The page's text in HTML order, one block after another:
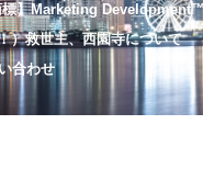
標】Marketing
）救世主、西園寺について
合わせ